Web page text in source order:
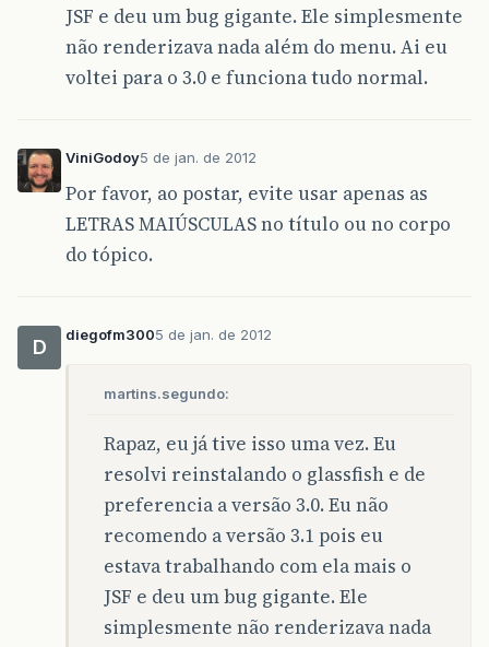
JSF e deu um bug gigante. Ele simplesmente
não renderizava nada além do menu. Ai eu
voltei para o 3.0 e funciona tudo normal.
ViniGodoy5 de jan. de 2012
Por favor, ao postar, evite usar apenas as
LETRAS MAIÚSCULAS no título ou no corpo
do tópico.
D
diegofm3005 de jan. de 2012
martins.segundo:
Rapaz, eu já tive isso uma vez. Eu
resolvi reinstalando o glassfish e de
preferencia a versão 3.0. Eu não
recomendo a versão 3.1 pois eu
estava trabalhando com ela mais o
JSF e deu um bug gigante. Ele
simplesmente não renderizava nada